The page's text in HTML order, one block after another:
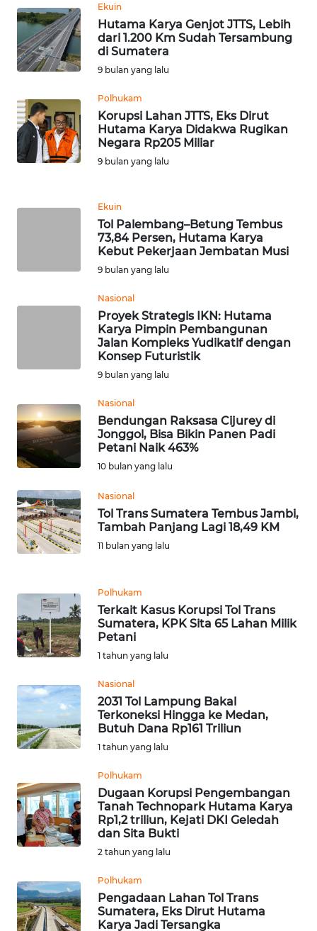
Ekuin
Hutama Karya Genjot JTTS, Lebih
dari 1.200 Km Sudah Tersambung
di Sumatera
9 bulan yang lalu
Polhukam
Korupsi Lahan JTTS, Eks Dirut
Hutama Karya Didakwa Rugikan
Negara Rp205 Miliar
9 bulan yang lalu
Ekuin
Tol Palembang–Betung Tembus
73,84 Persen, Hutama Karya
Kebut Pekerjaan Jembatan Musi
9 bulan yang lalu
Nasional
Proyek Strategis IKN: Hutama
Karya Pimpin Pembangunan
Jalan Kompleks Yudikatif dengan
Konsep Futuristik
9 bulan yang lalu
Nasional
Bendungan Raksasa Cijurey di
Jonggol, Bisa Bikin Panen Padi
Petani Naik 463%
10 bulan yang lalu
Nasional
Tol Trans Sumatera Tembus Jambi,
Tambah Panjang Lagi 18,49 KM
11 bulan yang lalu
Polhukam
Terkait Kasus Korupsi Tol Trans
Sumatera, KPK Sita 65 Lahan Milik
Petani
1 tahun yang lalu
Nasional
2031 Tol Lampung Bakal
Terkoneksi Hingga ke Medan,
Butuh Dana Rp161 Triliun
1 tahun yang lalu
Polhukam
Dugaan Korupsi Pengembangan
Tanah Technopark Hutama Karya
Rp1,2 triliun, Kejati DKI Geledah
dan Sita Bukti
2 tahun yang lalu
Polhukam
Pengadaan Lahan Tol Trans
Sumatera, Eks Dirut Hutama
Karya Jadi Tersangka
WN
SERAMBI
WN
WN
SULTRA
SUMBAR
WN
SUMSEL
WN
BENGKULU
WN
WN
JATENG
WN
WN
WN
BALI
WN
KALTENG